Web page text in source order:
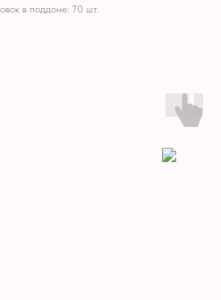
в поддоне: 70 шт.